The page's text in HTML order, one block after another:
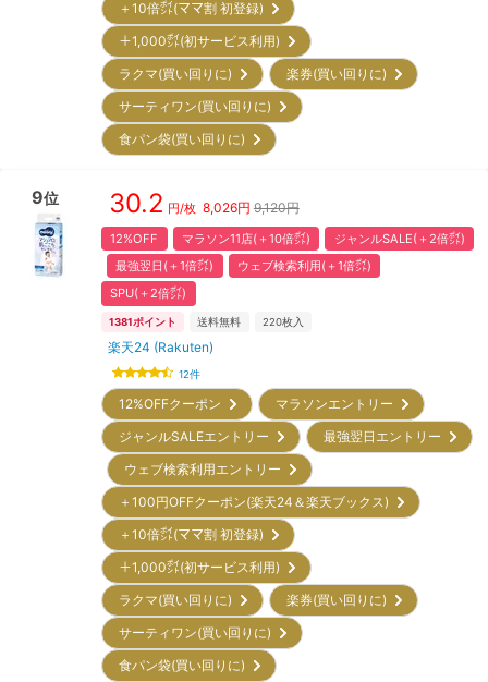
＋10倍㌽(ママ割 初登録)
＋1,000㌽(初サービス利用)
ラクマ(買い回りに)
楽券(買い回りに)
サーティワン(買い回りに)
食パン袋(買い回りに)
9位 30.2 円/枚 8,026円 9,120円
12%OFF マラソン11店(＋10倍㌽)
ジャンルSALE(＋2倍㌽)
最強翌日(＋1倍㌽)
ウェブ検索利用(＋1倍㌽)
SPU(＋2倍㌽)
1381ポイント 送料無料 220枚入
楽天24 (Rakuten)
12件
12%OFFクーポン
マラソンエントリー
ジャンルSALEエントリー
最強翌日エントリー
ウェブ検索利用エントリー
＋100円OFFクーポン(楽天24＆楽天ブックス)
＋10倍㌽(ママ割 初登録)
＋1,000㌽(初サービス利用)
ラクマ(買い回りに)
楽券(買い回りに)
サーティワン(買い回りに)
食パン袋(買い回りに)